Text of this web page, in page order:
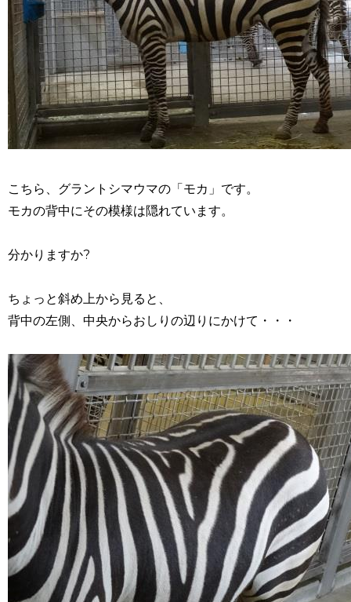
こちら、グラントシマウマの「モカ」です。
モカの背中にその模様は隠れています。
分かりますか?
ちょっと斜め上から見ると、
背中の左側、中央からおしりの辺りにかけて・・・